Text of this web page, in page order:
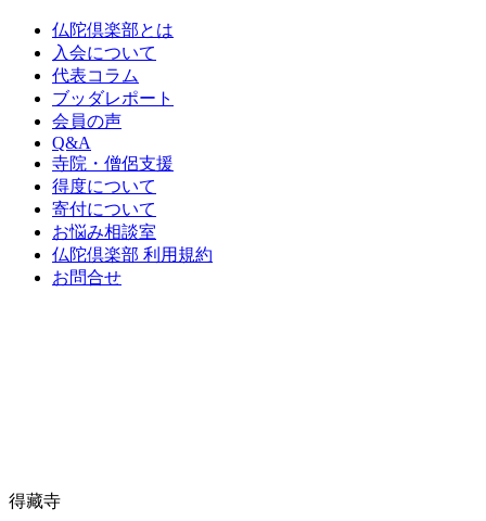
仏陀倶楽部とは
入会について
代表コラム
ブッダレポート
会員の声
Q&A
寺院・僧侶支援
得度について
寄付について
お悩み相談室
仏陀倶楽部 利用規約
お問合せ
得藏寺